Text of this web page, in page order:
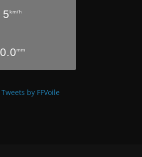
5km/h
0.0mm
Tweets by FFVoile